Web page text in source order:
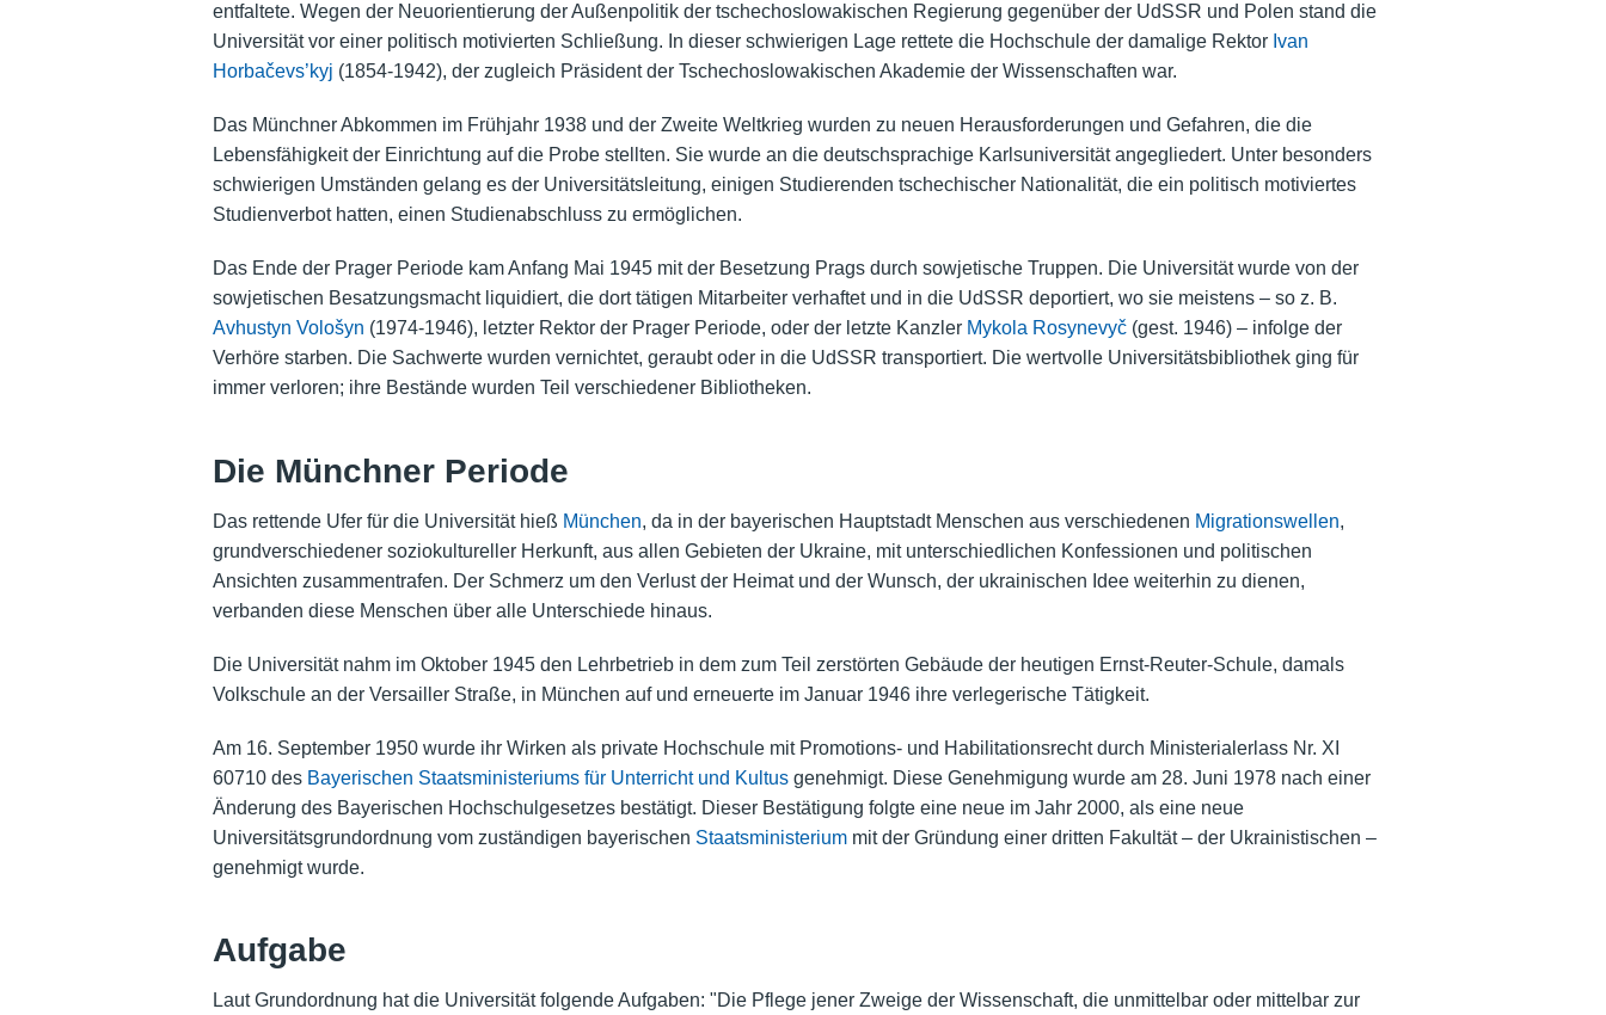
entfaltete. Wegen der Neuorientierung der Außenpolitik der tschechoslowakischen Regierung gegenüber der UdSSR und Polen stand die
Universität vor einer politisch motivierten Schließung. In dieser schwierigen Lage rettete die Hochschule der damalige Rektor Ivan
Horbačevs’kyj (1854-1942), der zugleich Präsident der Tschechoslowakischen Akademie der Wissenschaften war.
Das Münchner Abkommen im Frühjahr 1938 und der Zweite Weltkrieg wurden zu neuen Herausforderungen und Gefahren, die die
Lebensfähigkeit der Einrichtung auf die Probe stellten. Sie wurde an die deutschsprachige Karlsuniversität angegliedert. Unter besonders
schwierigen Umständen gelang es der Universitätsleitung, einigen Studierenden tschechischer Nationalität, die ein politisch motiviertes
Studienverbot hatten, einen Studienabschluss zu ermöglichen.
Das Ende der Prager Periode kam Anfang Mai 1945 mit der Besetzung Prags durch sowjetische Truppen. Die Universität wurde von der
sowjetischen Besatzungsmacht liquidiert, die dort tätigen Mitarbeiter verhaftet und in die UdSSR deportiert, wo sie meistens – so z. B.
Avhustyn Vološyn (1974-1946), letzter Rektor der Prager Periode, oder der letzte Kanzler Mykola Rosynevyč(gest. 1946) – infolge der
Verhöre starben. Die Sachwerte wurden vernichtet, geraubt oder in die UdSSR transportiert. Die wertvolle Universitätsbibliothek ging für
immer verloren; ihre Bestände wurden Teil verschiedener Bibliotheken.
Die Münchner Periode
Das rettende Ufer für die Universität hieß München, da in der bayerischen Hauptstadt Menschen aus verschiedenen Migrationswellen,
grundverschiedener soziokultureller Herkunft, aus allen Gebieten der Ukraine, mit unterschiedlichen Konfessionen und politischen
Ansichten zusammentrafen. Der Schmerz um den Verlust der Heimat und der Wunsch, der ukrainischen Idee weiterhin zu dienen,
verbanden diese Menschen über alle Unterschiede hinaus.
Die Universität nahm im Oktober 1945 den Lehrbetrieb in dem zum Teil zerstörten Gebäude der heutigen Ernst-Reuter-Schule, damals
Volkschule an der Versailler Straße, in München auf und erneuerte im Januar 1946 ihre verlegerische Tätigkeit.
Am 16. September 1950 wurde ihr Wirken als private Hochschule mit Promotions- und Habilitationsrecht durch Ministerialerlass Nr. XI
60710 des Bayerischen Staatsministeriums für Unterricht und Kultusgenehmigt. Diese Genehmigung wurde am 28. Juni 1978 nach einer
Änderung des Bayerischen Hochschulgesetzes bestätigt. Dieser Bestätigung folgte eine neue im Jahr 2000, als eine neue
Universitätsgrundordnung vom zuständigen bayerischen Staatsministeriummit der Gründung einer dritten Fakultät – der Ukrainistischen –
genehmigt wurde.
Aufgabe
Laut Grundordnung hat die Universität folgende Aufgaben: "Die Pflege jener Zweige der Wissenschaft, die unmittelbar oder mittelbar zur